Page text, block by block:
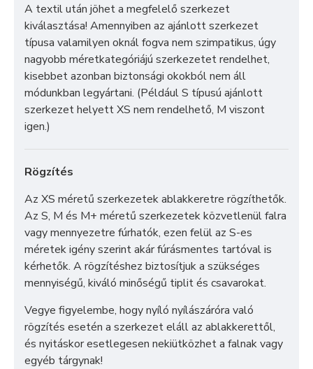
A textil után jöhet a megfelelő szerkezet
kiválasztása! Amennyiben az ajánlott szerkezet
típusa valamilyen oknál fogva nem szimpatikus, úgy
nagyobb méretkategóriájú szerkezetet rendelhet,
kisebbet azonban biztonsági okokból nem áll
módunkban legyártani. (Például S típusú ajánlott
szerkezet helyett XS nem rendelhető, M viszont
igen.)
Rögzítés
Az XS méretű szerkezetek ablakkeretre rögzíthetők.
Az S, M és M+ méretű szerkezetek közvetlenül falra
vagy mennyezetre fúrhatók, ezen felül az S-es
méretek igény szerint akár fúrásmentes tartóval is
kérhetők. A rögzítéshez biztosítjuk a szükséges
mennyiségű, kiváló minőségű tiplit és csavarokat.
Vegye figyelembe, hogy nyíló nyílászáróra való
rögzítés esetén a szerkezet eláll az ablakkerettől,
és nyitáskor esetlegesen nekiütközhet a falnak vagy
egyéb tárgynak!